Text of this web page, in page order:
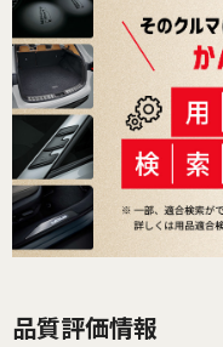
品質評価情報